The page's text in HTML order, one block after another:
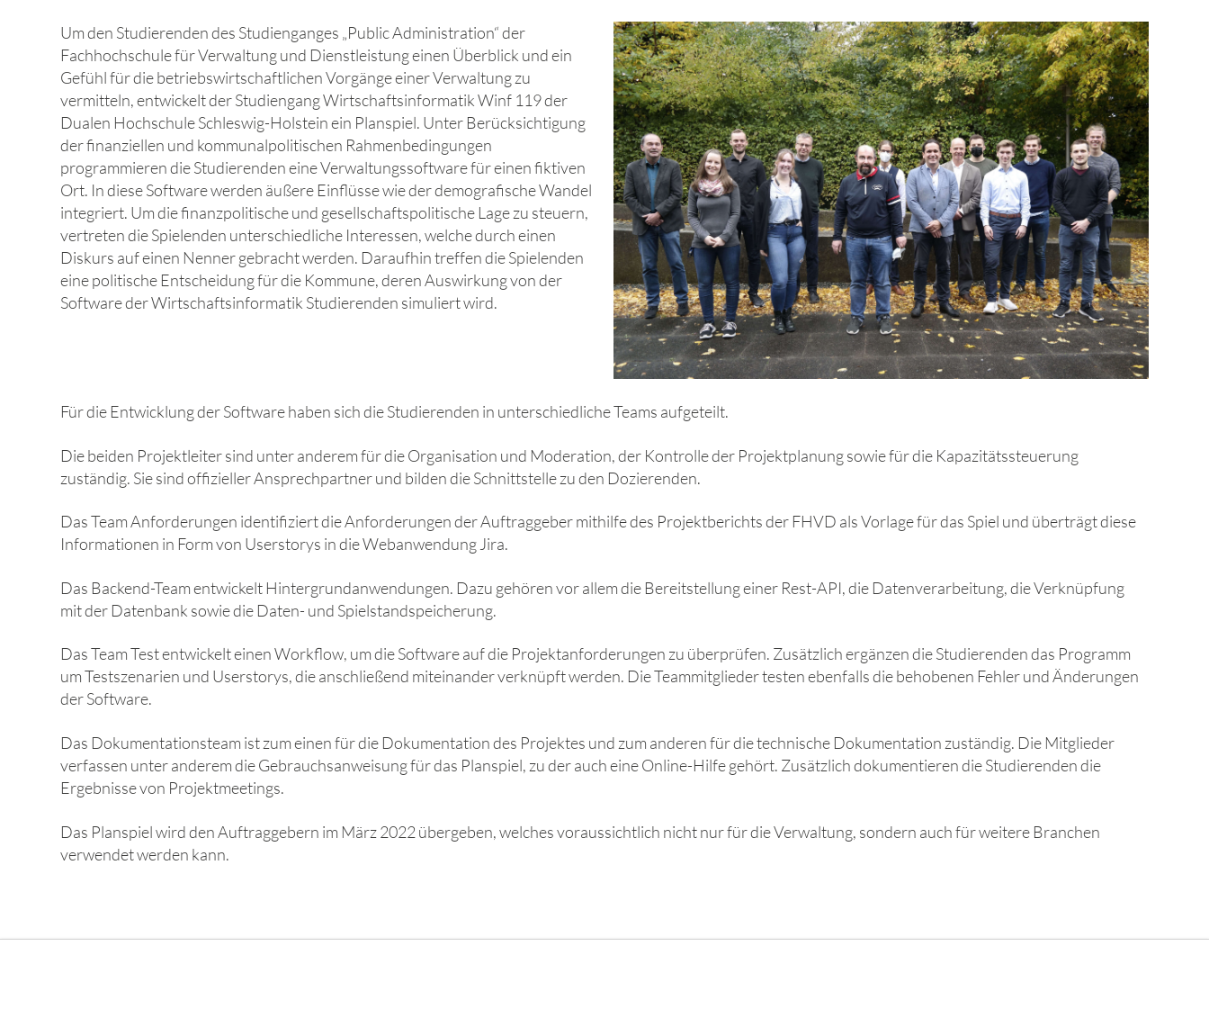
Um den Studierenden des Studienganges „Public Administration“ der
Fachhochschule für Verwaltung und Dienstleistung einen Überblick und ein
Gefühl für die betriebswirtschaftlichen Vorgänge einer Verwaltung zu
vermitteln, entwickelt der Studiengang Wirtschaftsinformatik Winf 119 der
Dualen Hochschule Schleswig-Holstein ein Planspiel. Unter Berücksichtigung
der finanziellen und kommunalpolitischen Rahmenbedingungen
programmieren die Studierenden eine Verwaltungssoftware für einen fiktiven
Ort. In diese Software werden äußere Einflüsse wie der demografische Wandel
integriert. Um die finanzpolitische und gesellschaftspolitische Lage zu steuern,
vertreten die Spielenden unterschiedliche Interessen, welche durch einen
Diskurs auf einen Nenner gebracht werden. Daraufhin treffen die Spielenden
eine politische Entscheidung für die Kommune, deren Auswirkung von der
Software der Wirtschaftsinformatik Studierenden simuliert wird.
Für die Entwicklung der Software haben sich die Studierenden in unterschiedliche Teams aufgeteilt.
Die beiden Projektleiter sind unter anderem für die Organisation und Moderation, der Kontrolle der Projektplanung sowie für die Kapazitätssteuerung
zuständig. Sie sind offizieller Ansprechpartner und bilden die Schnittstelle zu den Dozierenden.
Das Team Anforderungen identifiziert die Anforderungen der Auftraggeber mithilfe des Projektberichts der FHVD als Vorlage für das Spiel und überträgt diese
Informationen in Form von Userstorys in die Webanwendung Jira.
Das Backend-Team entwickelt Hintergrundanwendungen. Dazu gehören vor allem die Bereitstellung einer Rest-API, die Datenverarbeitung, die Verknüpfung
mit der Datenbank sowie die Daten- und Spielstandspeicherung.
Das Team Test entwickelt einen Workflow, um die Software auf die Projektanforderungen zu überprüfen. Zusätzlich ergänzen die Studierenden das Programm
um Testszenarien und Userstorys, die anschließend miteinander verknüpft werden. Die Teammitglieder testen ebenfalls die behobenen Fehler und Änderungen
der Software.
Das Dokumentationsteam ist zum einen für die Dokumentation des Projektes und zum anderen für die technische Dokumentation zuständig. Die Mitglieder
verfassen unter anderem die Gebrauchsanweisung für das Planspiel, zu der auch eine Online-Hilfe gehört. Zusätzlich dokumentieren die Studierenden die
Ergebnisse von Projektmeetings.
Das Planspiel wird den Auftraggebern im März 2022 übergeben, welches voraussichtlich nicht nur für die Verwaltung, sondern auch für weitere Branchen
verwendet werden kann.